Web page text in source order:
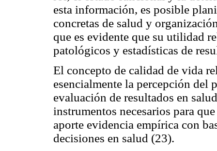
esta información, es posible
concretas de salud y
que es evidente que su utilidad
patológicos y estadísticas de
El concepto de calidad de vida
esencialmente la percepción del
evaluación de resultados en
instrumentos necesarios para
aporte evidencia empírica con
decisiones en salud (23).